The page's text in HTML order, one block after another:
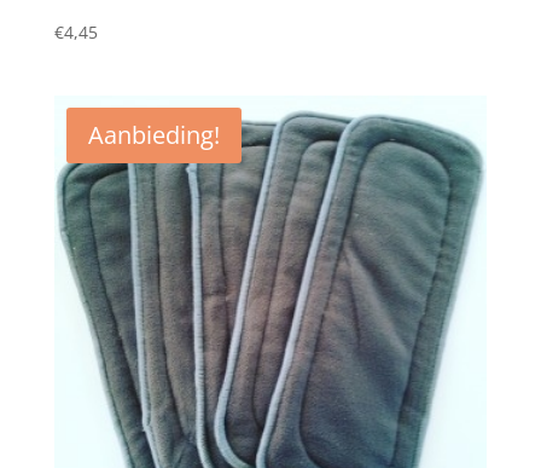
€4,45
Aanbieding!